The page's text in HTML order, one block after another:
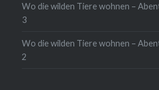
Wo die wilden Tiere wohnen –
3
Wo die wilden Tiere wohnen –
2